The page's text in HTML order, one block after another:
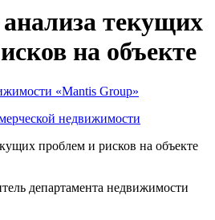
текущих
на объекте
«Mantis Group»
недвижимости
проблем и рисков на объекте
департамента недвижимости